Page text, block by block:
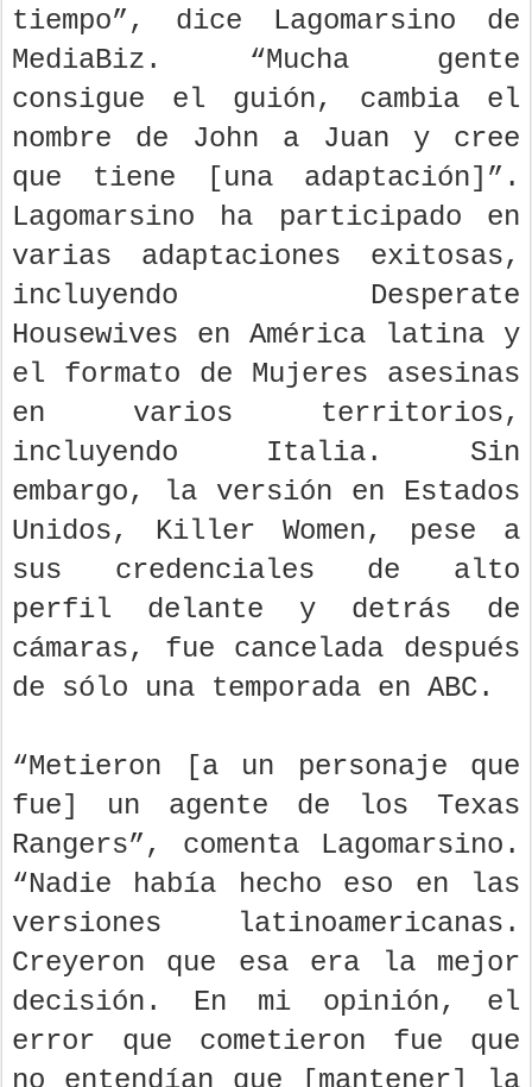
tiempo”, dice Lagomarsino de
MediaBiz. “Mucha gente
consigue el guión, cambia el
nombre de John a Juan y cree
que tiene [una adaptación]”.
Lagomarsino ha participado en
varias adaptaciones exitosas,
incluyendo Desperate
Housewives en América latina y
el formato de Mujeres asesinas
en varios territorios,
incluyendo Italia. Sin
embargo, la versión en Estados
Unidos, Killer Women, pese a
sus credenciales de alto
perfil delante y detrás de
cámaras, fue cancelada después
de sólo una temporada en ABC.
“Metieron [a un personaje que
fue] un agente de los Texas
Rangers”, comenta Lagomarsino.
“Nadie había hecho eso en las
versiones latinoamericanas.
Creyeron que esa era la mejor
decisión. En mi opinión, el
error que cometieron fue que